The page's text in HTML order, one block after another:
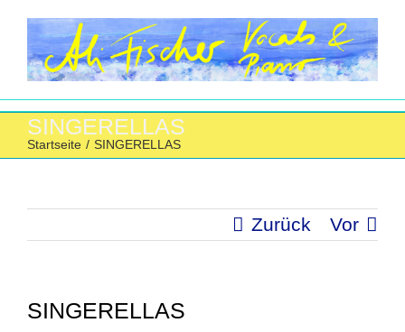
Inhalt
springen
SINGERELLAS
Startseite / SINGERELLAS
Zurück Vor
SINGERELLAS